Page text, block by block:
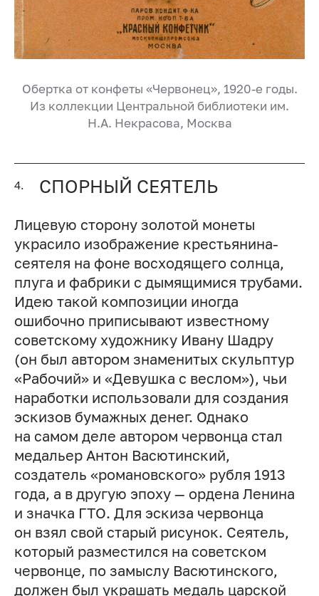
Обертка от конфеты «Червонец», 1920-е годы.
Из коллекции Центральной библиотеки им.
Н.А. Некрасова, Москва
4. СПОРНЫЙ СЕЯТЕЛЬ
Лицевую сторону золотой монеты
украсило изображение крестьянина-
сеятеля на фоне восходящего солнца,
плуга и фабрики с дымящимися трубами.
Идею такой композиции иногда
ошибочно приписывают известному
советскому художнику Ивану Шадру
(он был автором знаменитых скульптур
«Рабочий» и «Девушка с веслом»), чьи
наработки использовали для создания
эскизов бумажных денег. Однако
на самом деле автором червонца стал
медальер Антон Васютинский,
создатель «романовского» рубля 1913
года, а в другую эпоху — ордена Ленина
и значка ГТО. Для эскиза червонца
он взял свой старый рисунок. Сеятель,
который разместился на советском
червонце, по замыслу Васютинского,
должен был украшать медаль царской